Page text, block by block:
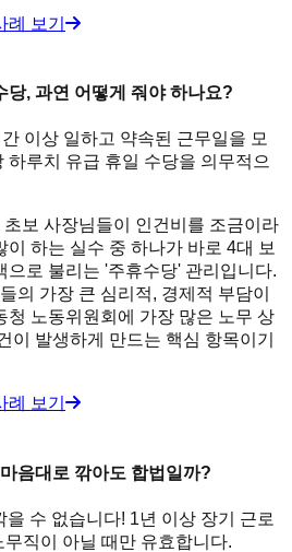
보기
당, 과연 어떻게 줘야 하나요?
이상 일하고 약속된 근무일을 모
하루치 유급 휴일 수당을 의무적으
보 사장님들이 인건비를 조금이라
이 하는 실수 중 하나가 바로 4대 보
으로 불리는 '주휴수당' 관리입니다.
의 가장 큰 심리적, 경제적 부담이
청 노동위원회에 가장 많은 노무 상
이 발생하게 만드는 핵심 항목이기
보기
음대로 깎아도 합법일까?
을 수 없습니다! 1년 이상 장기 근로
직이 아닐 때만 유효합니다.